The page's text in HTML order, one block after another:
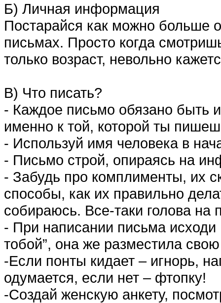
Б) Личная информация
Постарайся как можно больше
письмах. Просто когда
только возраст, невольно
В) Что писать?
- Каждое письмо обязано быть
именно к той, которой ты
- Используй имя человека в
- Письмо строй, опираясь на
- Забудь про комплименты, их
способы, как их правильно
собираюсь. Все-таки голова на
- При написании письма исходи
тобой”, она же разместила
-Если понты кидает – игнорь,
одумается, если нет – фтопку!
-Создай женскую анкету,